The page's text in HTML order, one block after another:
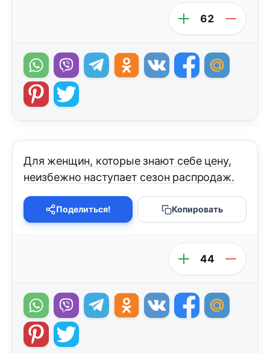
62
Для женщин, которые знают себе цену,
неизбежно наступает сезон распродаж.
Поделиться! Копировать
44